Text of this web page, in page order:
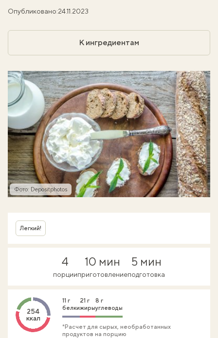
Опубликовано:24.11.2023
К ингредиентам
Фото: Depositphotos
Легкий!
4
порции
10 мин
приготовление
5 мин
подготовка
254
ккал
11 г
белки
21 г
жиры
8 г
углеводы
*Расчет для сырых, необработанных
продуктов на порцию